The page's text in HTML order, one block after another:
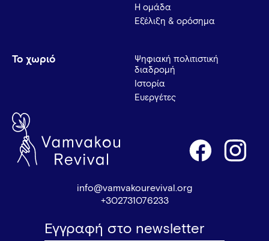
Η ομάδα
Εξέλιξη & ορόσημα
Το χωριό
Ψηφιακή πολιτιστική
διαδρομή
Ιστορία
Ευεργέτες
info@vamvakourevival.org
+302731076233
Εγγραφή στο newsletter